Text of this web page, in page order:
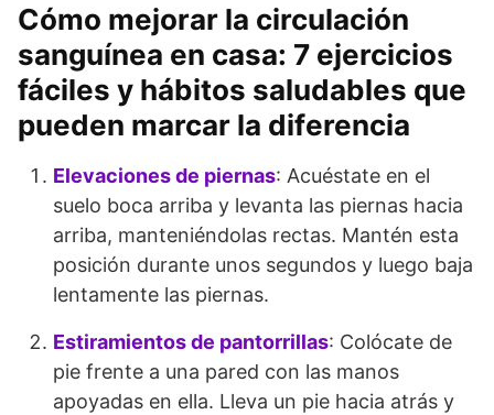
Cómo mejorar la circulación
sanguínea en casa: 7 ejercicios
fáciles y hábitos saludables que
pueden marcar la diferencia
Elevaciones de piernas: Acuéstate en el
suelo boca arriba y levanta las piernas hacia
arriba, manteniéndolas rectas. Mantén esta
posición durante unos segundos y luego baja
lentamente las piernas.
Estiramientos de pantorrillas: Colócate de
pie frente a una pared con las manos
apoyadas en ella. Lleva un pie hacia atrás y